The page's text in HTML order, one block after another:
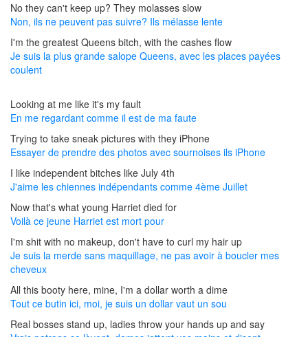
No they can't keep up? They molasses slow
Non, ils ne peuvent pas suivre? Ils mélasse lente
I'm the greatest Queens bitch, with the cashes flow
Je suis la plus grande salope Queens, avec les places payées
coulent
Looking at me like it's my fault
En me regardant comme il est de ma faute
Trying to take sneak pictures with they iPhone
Essayer de prendre des photos avec sournoises ils iPhone
I like independent bitches like July 4th
J'aime les chiennes indépendants comme 4ème Juillet
Now that's what young Harriet died for
Voilà ce jeune Harriet est mort pour
I'm shit with no makeup, don't have to curl my hair up
Je suis la merde sans maquillage, ne pas avoir à boucler mes
cheveux
All this booty here, mine, I'm a dollar worth a dime
Tout ce butin ici, moi, je suis un dollar vaut un sou
Real bosses stand up, ladies throw your hands up and say